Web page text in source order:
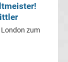
London zum